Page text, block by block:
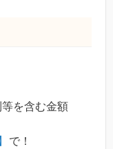
を含む金額
で！